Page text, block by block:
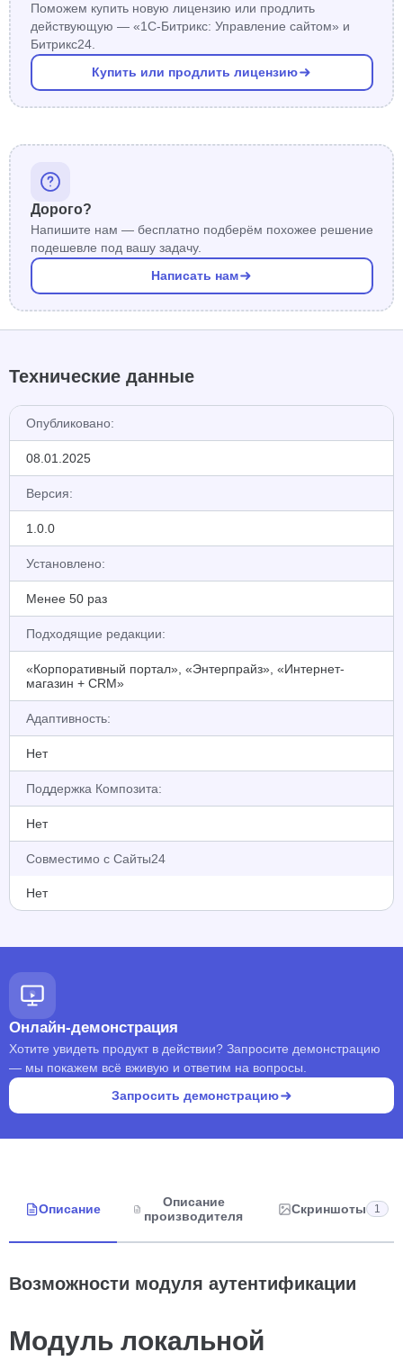
Поможем купить новую лицензию или продлить
действующую — «1С-Битрикс: Управление сайтом» и
Битрикс24.
Купить или продлить лицензию
Дорого?
Напишите нам — бесплатно подберём похожее решение
подешевле под вашу задачу.
Написать нам
Технические данные
Опубликовано:
08.01.2025
Версия:
1.0.0
Установлено:
Менее 50 раз
Подходящие редакции:
«Корпоративный портал», «Энтерпрайз», «Интернет-
магазин + CRM»
Адаптивность:
Нет
Поддержка Композита:
Нет
Совместимо с Сайты24
Нет
Онлайн-демонстрация
Хотите увидеть продукт в действии? Запросите демонстрацию
— мы покажем всё вживую и ответим на вопросы.
Запросить демонстрацию
Описание
Описание
производителя
Скриншоты 1
Возможности модуля аутентификации
Модуль локальной